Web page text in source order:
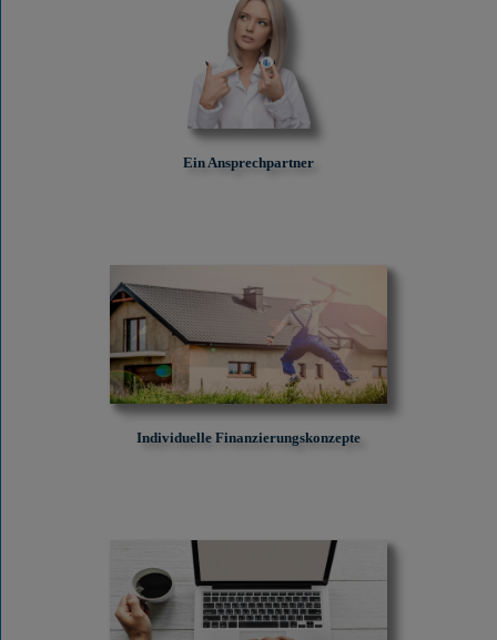
Ein Ansprechpartner
Individuelle Finanzierungskonzepte